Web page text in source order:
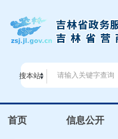
搜本站
首页 信息公开